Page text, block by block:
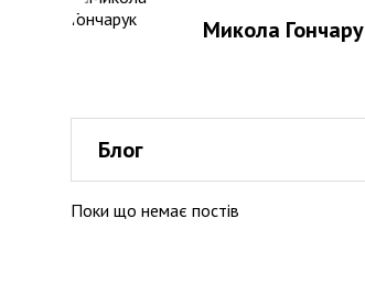
Микола
Блог
Поки що немає постів